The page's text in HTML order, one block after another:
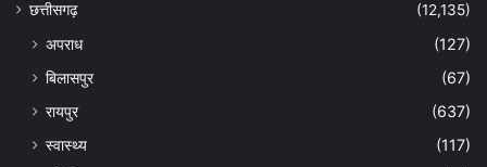
छत्तीसगढ़
(12,135)
अपराध
(127)
बिलासपुर
(67)
रायपुर
(637)
स्वास्थ्य
(117)